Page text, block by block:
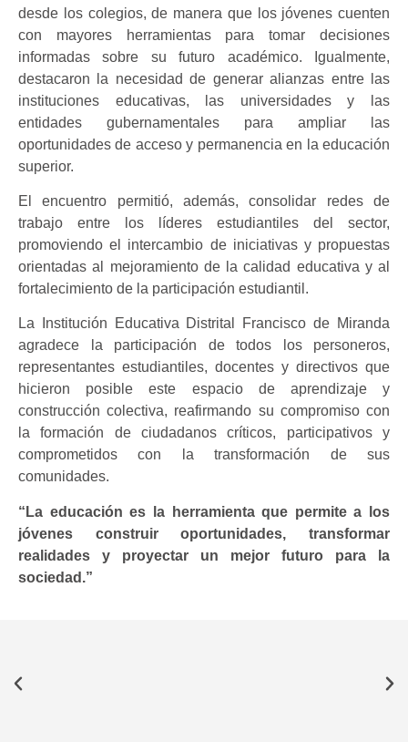
desde los colegios, de manera que los jóvenes cuenten
con mayores herramientas para tomar decisiones
informadas sobre su futuro académico. Igualmente,
destacaron la necesidad de generar alianzas entre las
instituciones educativas, las universidades y las
entidades gubernamentales para ampliar las
oportunidades de acceso y permanencia en la educación
superior.
El encuentro permitió, además, consolidar redes de
trabajo entre los líderes estudiantiles del sector,
promoviendo el intercambio de iniciativas y propuestas
orientadas al mejoramiento de la calidad educativa y al
fortalecimiento de la participación estudiantil.
La Institución Educativa Distrital Francisco de Miranda
agradece la participación de todos los personeros,
representantes estudiantiles, docentes y directivos que
hicieron posible este espacio de aprendizaje y
construcción colectiva, reafirmando su compromiso con
la formación de ciudadanos críticos, participativos y
comprometidos con la transformación de sus
comunidades.
“La educación es la herramienta que permite a los
jóvenes construir oportunidades, transformar
realidades y proyectar un mejor futuro para la
sociedad.”